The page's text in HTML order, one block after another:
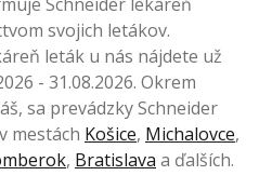
svojich letákov.
leták u nás nájdete už
- 31.08.2026. Okrem
sa prevádzky Schneider
mestách Košice, Michalovce,
, Bratislava a ďalších.